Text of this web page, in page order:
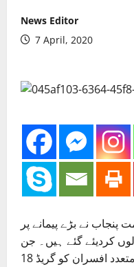
News Editor
7 April, 2020
نے بڑے پیمانے پر
کردیئے گئے ہیں۔ جن
کےباقاعدہ احکامات جاری ہیں۔ متعدد افسران کو گریڈ 18